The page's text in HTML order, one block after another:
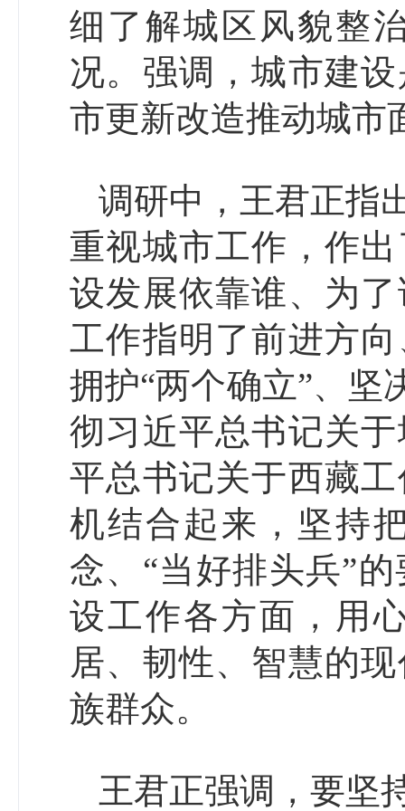
细了解城区风貌整
况。强调，城市建
市更新改造推动城市
调研中，王君正指
重视城市工作，作
设发展依靠谁、为
工作指明了前进方
拥护“两个确立”、坚
彻习近平总书记关
平总书记关于西藏
机结合起来，坚持
念、“当好排头兵”
设工作各方面，用
居、韧性、智慧的
族群众。
王君正强调，要坚